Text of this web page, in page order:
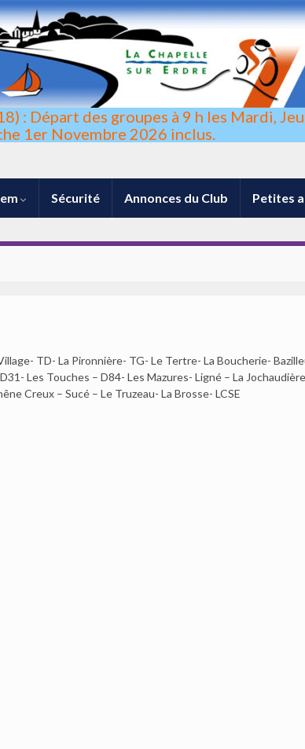
: Départ des groupes à 9 h les Mardi,
1er Novembre 2026 inclus.
Sécurité Annonces du Club Petites
TD- La Pironnière- TG- Le Tertre- La Boucherie-
Les Touches – D84- Les Mazures- Ligné – La
Creux – Sucé – Le Truzeau- La Brosse- LCSE